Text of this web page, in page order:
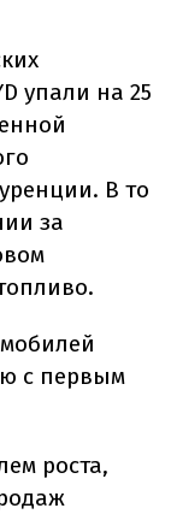
упали на 25
В то
за
с первым
роста,